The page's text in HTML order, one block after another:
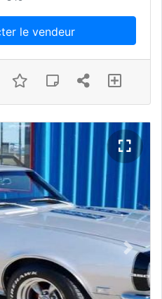
le vendeur
Next